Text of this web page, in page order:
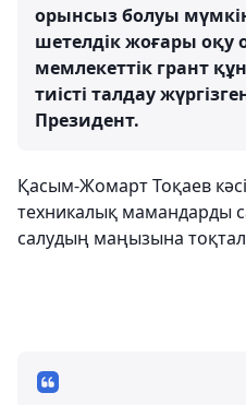
орынсыз болуы
шетелдік жоғары оқу
мемлекеттік грант
тиісті талдау
Президент.
Қасым-Жомарт Тоқаев
техникалық мамандарды
салудың маңызына